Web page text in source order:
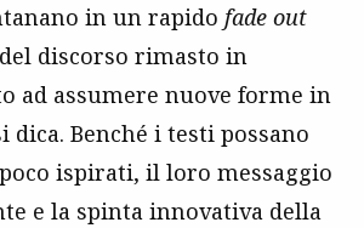
in un rapido fade out
discorso rimasto in
ad assumere nuove forme in
dica. Benché i testi possano
ispirati, il loro messaggio
e la spinta innovativa della